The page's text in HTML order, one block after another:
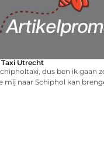
Utrecht
dus ben ik gaan
mij naar Schiphol kan